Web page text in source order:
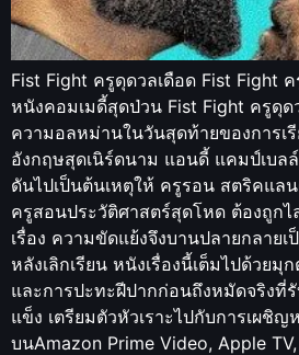
Fist Fight ครูดุดวลเดือด Fist Fight ค
หนังคอมเมดี้สุดป่วน Fist Fight ครูดุด
ความอลหม่านในวันสุดท้ายของการเ
อังกฤษสุดเนิร์ดนาม แอนดี้ แคมป์เบล
ดันไปเป็นต้นเหตุให้ ครูรอน สตริคแล
ครูสอนประวัติศาสตร์สุดโหด ต้องถูกไ
เรื่อง ความขัดแย้งจึงบานปลายกลาย
หลังเลิกเรียน หนังเรื่องนี้เต็มไปด้วย
และการปะทะฝีปากก่อนถึงหมัดจริงที่
แข็ง เตรียมตัวหัวเราะไปกับการเผชิญ
บนAmazon Prime Video, Apple